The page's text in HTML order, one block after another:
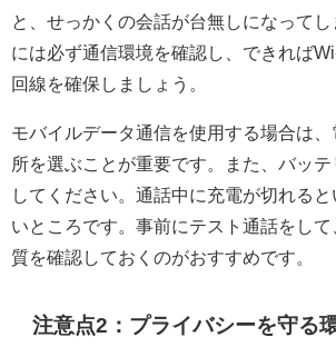
と、せっかくの会話が台無しになって
には必ず通信環境を確認し、できれば
回線を確保しましょう。
モバイルデータ通信を使用する場合は
所を選ぶことが重要です。また、バッ
してください。通話中に充電が切れる
いところです。事前にテスト通話をし
質を確認しておくのがおすすめです。
注意点2：プライバシーを守る